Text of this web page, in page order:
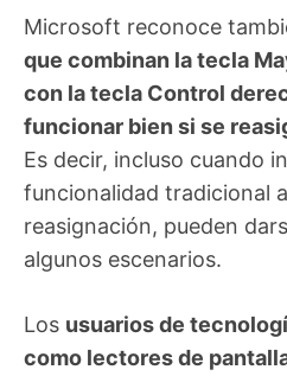
Microsoft reconoce
que combinan la tecla
con la tecla Control
funcionar bien si se
Es decir, incluso cuando
funcionalidad tradicional
reasignación, pueden
algunos escenarios.
Los usuarios de
como lectores de